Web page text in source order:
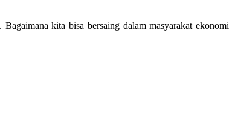
kita bisa bersaing dalam masyarakat ekonomi